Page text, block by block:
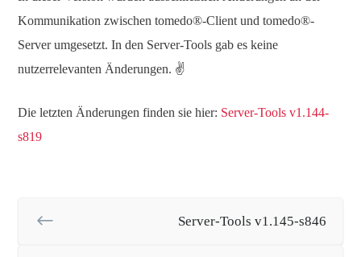
Kommunikation zwischen tomedo®-Client und tomedo®-
Server umgesetzt. In den Server-Tools gab es keine
nutzerrelevanten Änderungen. ✌️
Die letzten Änderungen finden sie hier: Server-Tools v1.144-
s819
Server-Tools v1.145-s846